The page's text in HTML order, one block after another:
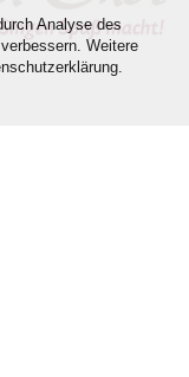
Analyse des
Weitere